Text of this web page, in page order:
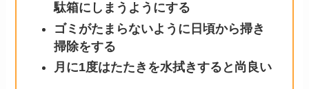
駄箱にしまうようにする
ゴミがたまらないように日頃から掃き
掃除をする
月に1度はたたきを水拭きすると尚良い